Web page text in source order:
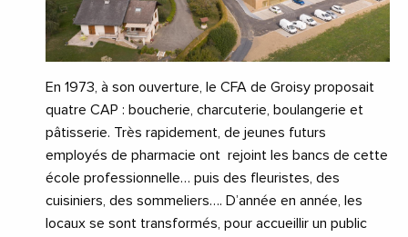
En 1973, à son ouverture, le CFA de Groisy proposait
quatre CAP : boucherie, charcuterie, boulangerie et
pâtisserie. Très rapidement, de jeunes futurs
employés de pharmacie ont rejoint les bancs de cette
école professionnelle… puis des fleuristes, des
cuisiniers, des sommeliers…. D’année en année, les
locaux se sont transformés, pour accueillir un public